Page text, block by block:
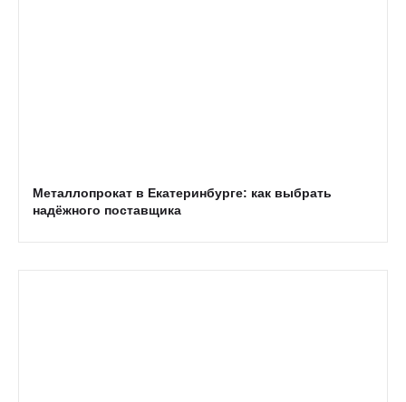
Металлопрокат в Екатеринбурге: как выбрать
надёжного поставщика